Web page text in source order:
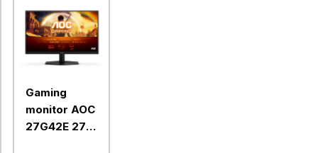
Gaming
monitor AOC
27G42E 27"